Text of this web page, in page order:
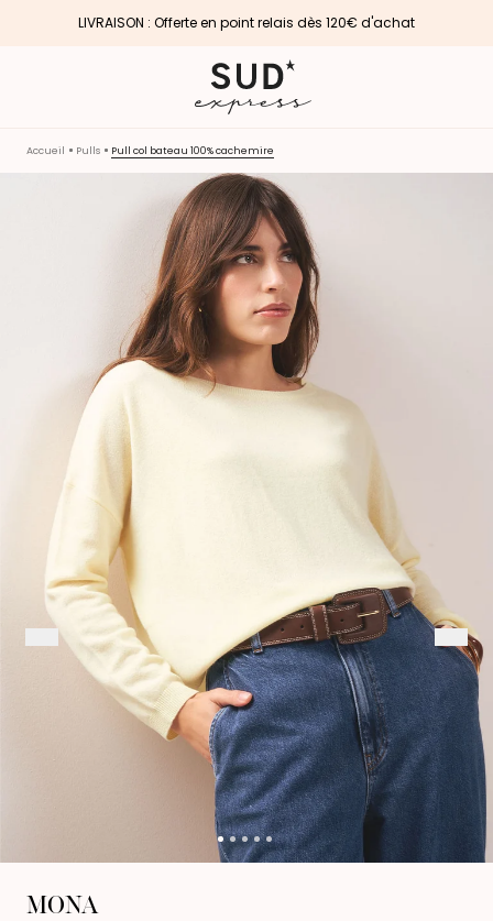
LIVRAISON : Offerte en point relais dès 120€ d'achat
Accueil Pulls Pull col bateau 100% cachemire
MONA